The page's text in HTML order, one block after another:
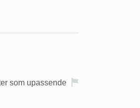
som upassende